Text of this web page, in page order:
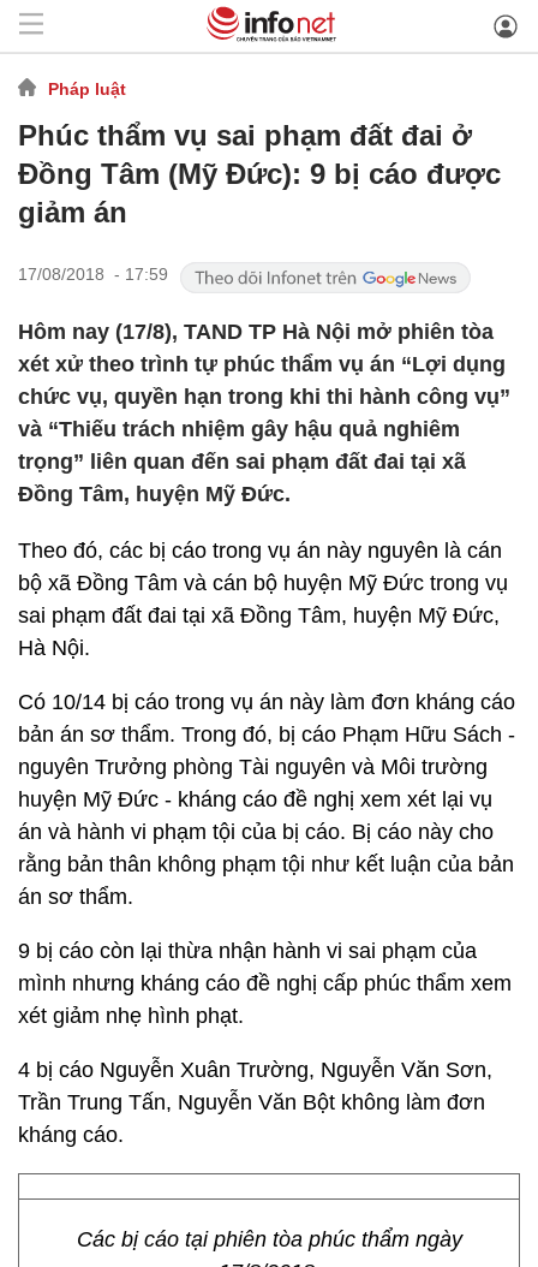
Pháp luật
Phúc thẩm vụ sai phạm đất đai ở
Đồng Tâm (Mỹ Đức): 9 bị cáo được
giảm án
17/08/2018 - 17:59
Hôm nay (17/8), TAND TP Hà Nội mở phiên tòa
xét xử theo trình tự phúc thẩm vụ án “Lợi dụng
chức vụ, quyền hạn trong khi thi hành công vụ”
và “Thiếu trách nhiệm gây hậu quả nghiêm
trọng” liên quan đến sai phạm đất đai tại xã
Đồng Tâm, huyện Mỹ Đức.
Theo đó, các bị cáo trong vụ án này nguyên là cán
bộ xã Đồng Tâm và cán bộ huyện Mỹ Đức trong vụ
sai phạm đất đai tại xã Đồng Tâm, huyện Mỹ Đức,
Hà Nội.
Có 10/14 bị cáo trong vụ án này làm đơn kháng cáo
bản án sơ thẩm. Trong đó, bị cáo Phạm Hữu Sách -
nguyên Trưởng phòng Tài nguyên và Môi trường
huyện Mỹ Đức - kháng cáo đề nghị xem xét lại vụ
án và hành vi phạm tội của bị cáo. Bị cáo này cho
rằng bản thân không phạm tội như kết luận của bản
án sơ thẩm.
9 bị cáo còn lại thừa nhận hành vi sai phạm của
mình nhưng kháng cáo đề nghị cấp phúc thẩm xem
xét giảm nhẹ hình phạt.
4 bị cáo Nguyễn Xuân Trường, Nguyễn Văn Sơn,
Trần Trung Tấn, Nguyễn Văn Bột không làm đơn
kháng cáo.
Các bị cáo tại phiên tòa phúc thẩm ngày